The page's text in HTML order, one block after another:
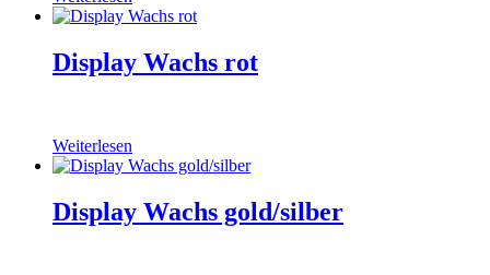
Display Wachs rot
Weiterlesen
Display Wachs gold/silber